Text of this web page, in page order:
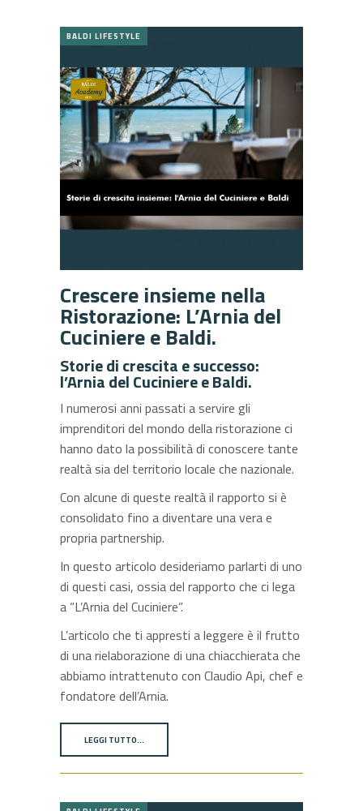
BALDI LIFESTYLE
Crescere insieme nella
Ristorazione: L’Arnia del
Cuciniere e Baldi.
Storie di crescita e successo:
l’Arnia del Cuciniere e Baldi.
I numerosi anni passati a servire gli
imprenditori del mondo della ristorazione ci
hanno dato la possibilità di conoscere tante
realtà sia del territorio locale che nazionale.
Con alcune di queste realtà il rapporto si è
consolidato fino a diventare una vera e
propria partnership.
In questo articolo desideriamo parlarti di uno
di questi casi, ossia del rapporto che ci lega
a “L’Arnia del Cuciniere”.
L’articolo che ti appresti a leggere è il frutto
di una rielaborazione di una chiacchierata che
abbiamo intrattenuto con Claudio Api, chef e
fondatore dell’Arnia.
LEGGI TUTTO…